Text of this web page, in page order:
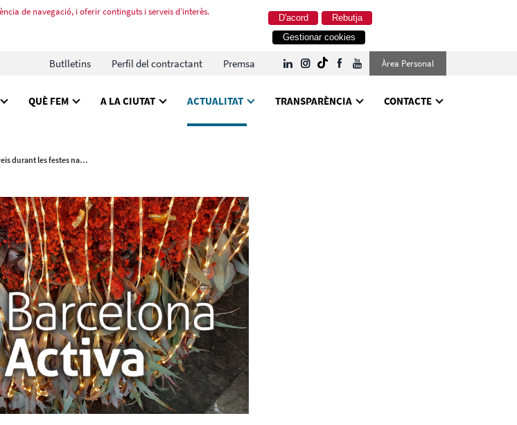
de navegació, i oferir continguts i serveis d’interès.
Rebutja
D'acord
Gestionar cookies
Butlletins Perfil del contractant Premsa Àrea Personal
QUÈ FEM A LA CIUTAT ACTUALITAT TRANSPARÈNCIA CONTACTE
Barcelona Activa manté els serveis durant les festes nadalenques